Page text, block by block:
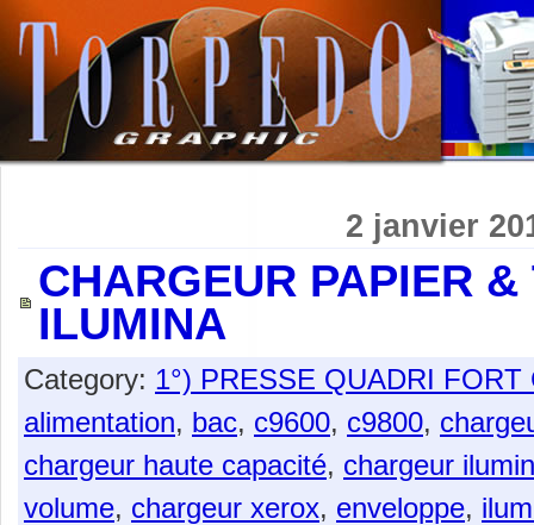
2 janvier
CHARGEUR PAPIER &
ILUMINA
Category: 1°) PRESSE QUADRI FORT
alimentation, bac, c9600, c9800,
chargeur haute capacité, chargeur
volume, chargeur xerox, enveloppe,